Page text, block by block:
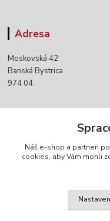
Adresa
Moskovská 42
Banská Bystrica
974 04
+421 903 152 158
Náš e-shop a partneri
cookies, aby Vám mohli